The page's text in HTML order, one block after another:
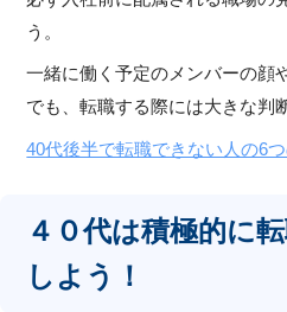
う。
一緒に働く予定のメンバーの顔
でも、転職する際には大きな判
40代後半で転職できない人の6
４０代は積極的に
しよう！